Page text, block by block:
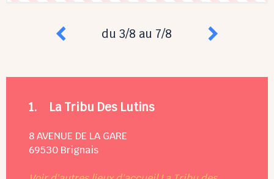
du 3/8 au 7/8
1. La Tribu Des Lutins
8 AVENUE DE LA GARE
69530 Brignais